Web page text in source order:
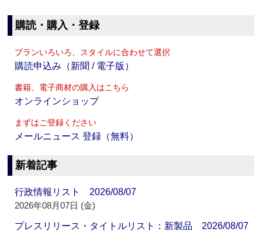
購読・購入・登録
プランいろいろ、スタイルに合わせて選択
購読申込み（新聞 / 電子版）
書籍、電子商材の購入はこちら
オンラインショップ
まずはご登録ください
メールニュース 登録（無料）
新着記事
行政情報リスト 2026/08/07
2026年08月07日 (金)
プレスリリース・タイトルリスト：新製品 2026/08/07